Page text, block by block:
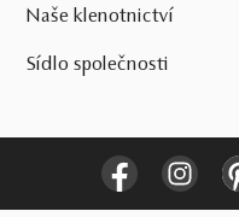
Naše klenotnictví
Sídlo společnosti